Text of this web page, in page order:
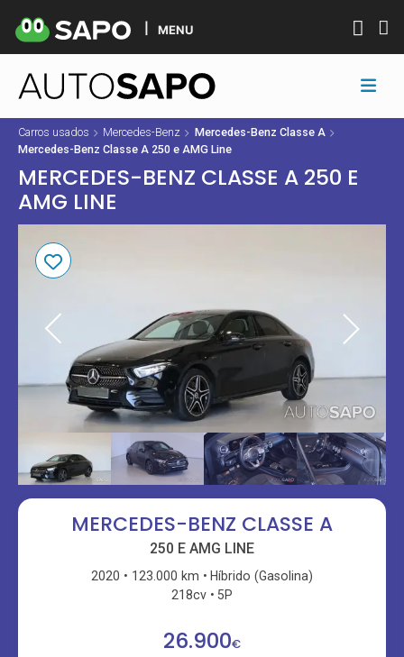
MENU
Carros usados Mercedes-Benz
Mercedes-Benz Classe A
Mercedes-Benz Classe A 250 e AMG Line
MERCEDES-BENZ CLASSE A 250 E
AMG LINE
MERCEDES-BENZ CLASSE A
250 E AMG LINE
2020 123.000 km
Híbrido (Gasolina)
218cv
5P
26.900€